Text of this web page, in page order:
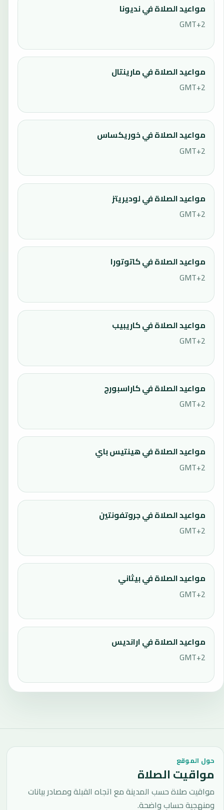
مواعيد الصلاة في نديونا
GMT+2
مواعيد الصلاة في مارينتال
GMT+2
مواعيد الصلاة في خوريكساس
GMT+2
مواعيد الصلاة في لوديريتز
GMT+2
مواعيد الصلاة في كاتوتورا
GMT+2
مواعيد الصلاة في كاريبيب
GMT+2
مواعيد الصلاة في كاراسبورج
GMT+2
مواعيد الصلاة في هينتيس باي
GMT+2
مواعيد الصلاة في جروتفونتين
GMT+2
مواعيد الصلاة في بيثاني
GMT+2
مواعيد الصلاة في ارانديس
GMT+2
حول الموقع
مواقيت الصلاة
مواقيت صلاة حسب المدينة مع اتجاه القبلة ومصادر بيانات
ومنهجية حساب واضحة.